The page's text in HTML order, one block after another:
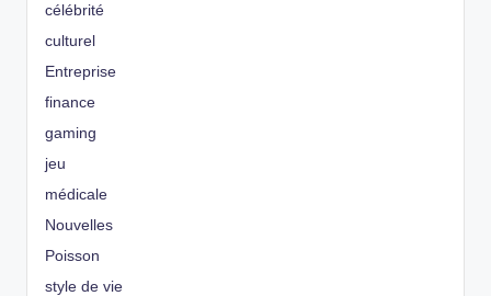
célébrité
culturel
Entreprise
finance
gaming
jeu
médicale
Nouvelles
Poisson
style de vie